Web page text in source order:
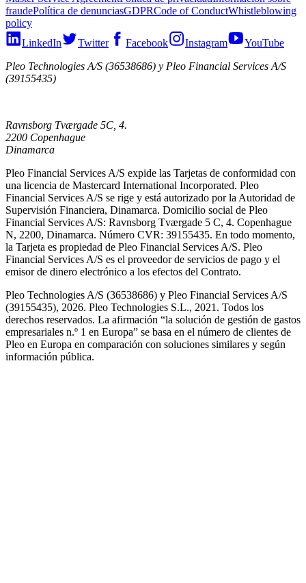
fraudePolítica de denunciasGDPRCode of ConductWhistleblowing
policy
LinkedIn
Twitter Facebook Instagram
YouTube
Pleo Technologies A/S (36538686) y Pleo Financial Services A/S
(39155435)
Ravnsborg Tværgade 5C, 4.
2200 Copenhague
Dinamarca
Pleo Financial Services A/S expide las Tarjetas de conformidad con
una licencia de Mastercard International Incorporated. Pleo
Financial Services A/S se rige y está autorizado por la Autoridad de
Supervisión Financiera, Dinamarca. Domicilio social de Pleo
Financial Services A/S: Ravnsborg Tværgade 5 C, 4. Copenhague
N, 2200, Dinamarca. Número CVR: 39155435. En todo momento,
la Tarjeta es propiedad de Pleo Financial Services A/S. Pleo
Financial Services A/S es el proveedor de servicios de pago y el
emisor de dinero electrónico a los efectos del Contrato.
Pleo Technologies A/S (36538686) y Pleo Financial Services A/S
(39155435), 2026. Pleo Technologies S.L., 2021. Todos los
derechos reservados. La afirmación “la solución de gestión de gastos
empresariales n.º 1 en Europa” se basa en el número de clientes de
Pleo en Europa en comparación con soluciones similares y según
información pública.